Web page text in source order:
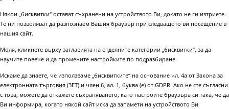
Някои „бисквитки“ остават съхранени на устройството Ви, докато не ги изтриете.
Те ни позволяват да разпознаем Вашия браузър при следващото ви посещение в
нашия сайт.
Моля, кликнете върху заглавията на отделните категории „бисквитки“, за да
научите повече и да промените настройките по подразбиране.
Искаме да знаете, че използваме „бисквитките“ на основание чл. 4а от Закона за
електронната търговия (ЗЕТ) и член 6, ал. 1, буква (е) от GDPR. Ако не сте съгласни
с това, можете да откажете съхраняването, като настроите браузъра си така, че да
Ви информира, когато някой сайт иска да запамети на устройството Ви